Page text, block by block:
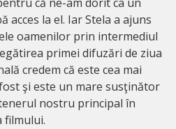
acces la el. Iar Stela a ajuns
oamenilor prin intermediul
primei difuzări de ziua
credem că este cea mai
şi este un mare susţinător
nostru principal în
filmului.